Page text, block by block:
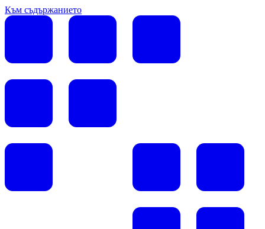
Към съдържанието